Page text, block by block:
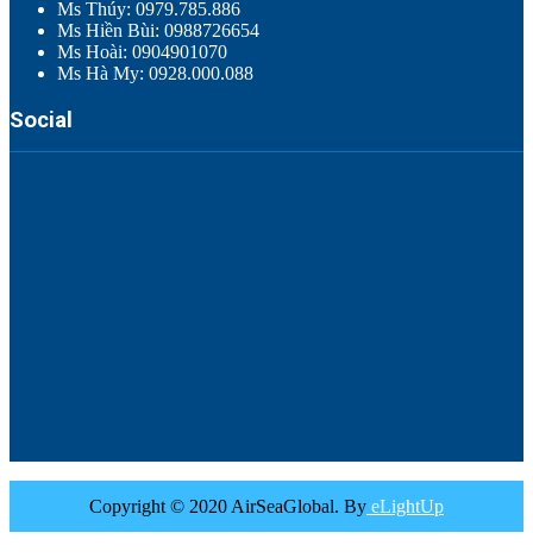
Ms Thúy: 0979.785.886
Ms Hiền Bùi: 0988726654
Ms Hoài: 0904901070
Ms Hà My: 0928.000.088
Social
Copyright © 2020 AirSeaGlobal. By eLightUp